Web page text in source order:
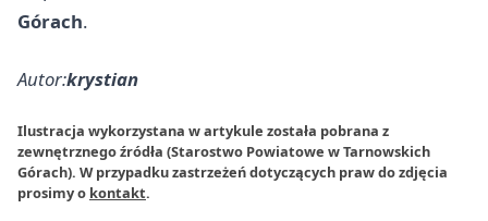
Górach.
Autor:krystian
Ilustracja wykorzystana w artykule została pobrana z
zewnętrznego źródła (Starostwo Powiatowe w Tarnowskich
Górach). W przypadku zastrzeżeń dotyczących praw do zdjęcia
prosimy o kontakt.